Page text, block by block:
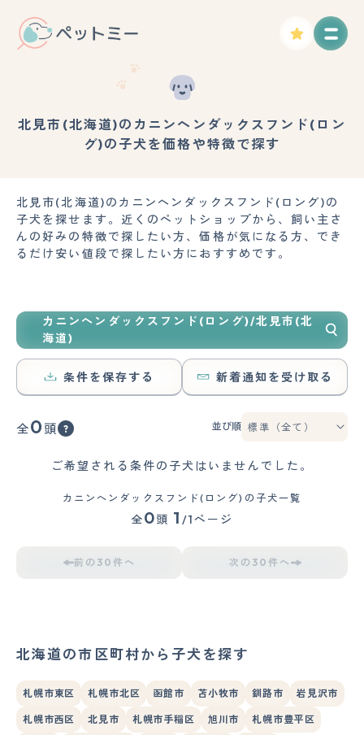
北見市(北海道)のカニンヘンダックスフンド(ロン
グ)の子犬を価格や特徴で探す
北見市(北海道)のカニンヘンダックスフンド(ロング)の
子犬を探せます。近くのペットショップから、飼い主さ
んの好みの特徴で探したい方、価格が気になる方、でき
るだけ安い値段で探したい方におすすめです。
カニンヘンダックスフンド(ロング)/北見市(北
海道)
条件を保存する 新着通知を受け取る
全0 頭 並び順
ご希望される条件の子犬はいませんでした。
カニンヘンダックスフンド(ロング)の子犬一覧
全0頭 1 /1ページ
前の30件へ 次の30件へ
北海道の市区町村から子犬を探す
札幌市東区 札幌市北区 函館市 苫小牧市 釧路市 岩見沢市
札幌市西区 北見市 札幌市手稲区 旭川市 札幌市豊平区